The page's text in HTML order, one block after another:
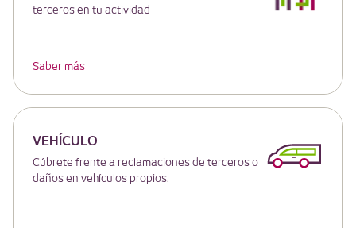
terceros en tu actividad
Saber más
VEHÍCULO
Cúbrete frente a reclamaciones de terceros o
daños en vehículos propios.